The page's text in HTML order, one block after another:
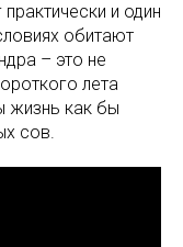
и один
обитают
– это не
лета
жизнь как бы
сов.